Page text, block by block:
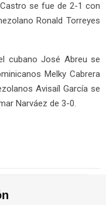
se fue de 2-1 con
Ronald Torreyes
cubano José Abreu se
Melky Cabrera
Avisaíl García se
Narváez de 3-0.